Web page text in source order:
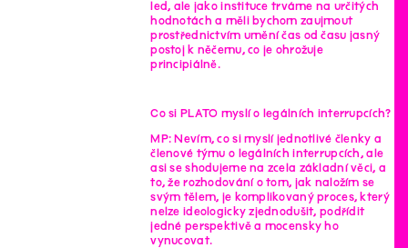
led, ale jako instituce trváme na určitých
hodnotách a měli bychom zaujmout
prostřednictvím umění čas od času jasný
postoj k něčemu, co je ohrožuje
principiálně.
Co si PLATO myslí o legálních interrupcích?
MP: Nevím, co si myslí jednotlivé členky a
členové týmu o legálních interrupcích, ale
asi se shodujeme na zcela základní věci, a
to, že rozhodování o tom, jak naložím se
svým tělem, je komplikovaný proces, který
nelze ideologicky zjednodušit, podřídit
jedné perspektivě a mocensky ho
vynucovat.